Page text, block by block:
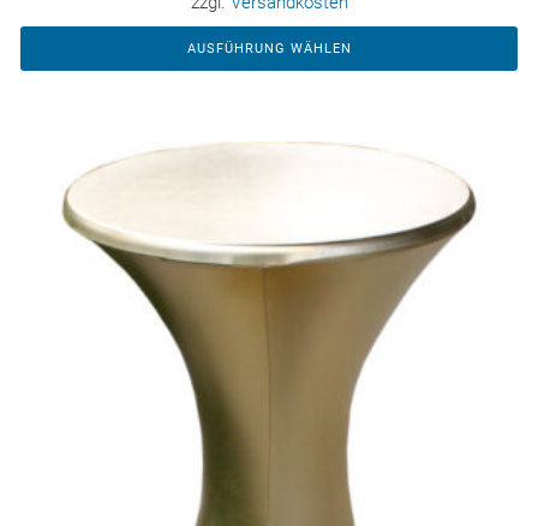
AUSFÜHRUNG WÄHLEN